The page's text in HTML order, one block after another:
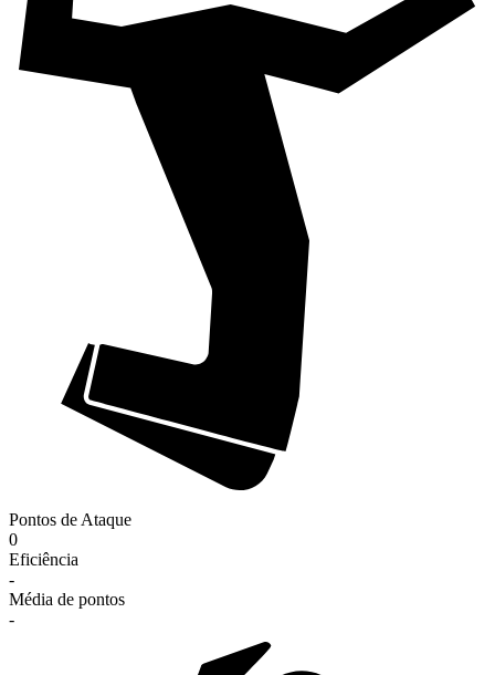
Pontos de Ataque
0
Eficiência
-
Média de pontos
-